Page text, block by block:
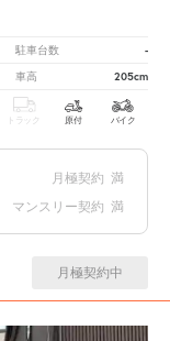
駐車台数 -
車高 205cm
トラック 原付 バイク
月極契約 満
マンスリー契約 満
月極契約中